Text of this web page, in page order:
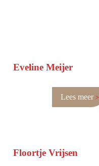
Eveline Meijer
Lees meer
Floortje Vrijsen